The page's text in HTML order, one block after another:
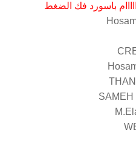
باسورد فك الضغط